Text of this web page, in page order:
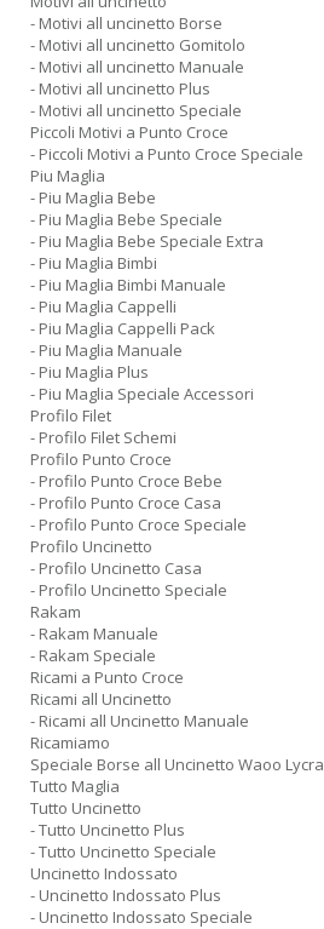
- Motivi all uncinetto Borse
- Motivi all uncinetto Gomitolo
- Motivi all uncinetto Manuale
- Motivi all uncinetto Plus
- Motivi all uncinetto Speciale
Piccoli Motivi a Punto Croce
- Piccoli Motivi a Punto Croce Speciale
Piu Maglia
- Piu Maglia Bebe
- Piu Maglia Bebe Speciale
- Piu Maglia Bebe Speciale Extra
- Piu Maglia Bimbi
- Piu Maglia Bimbi Manuale
- Piu Maglia Cappelli
- Piu Maglia Cappelli Pack
- Piu Maglia Manuale
- Piu Maglia Plus
- Piu Maglia Speciale Accessori
Profilo Filet
- Profilo Filet Schemi
Profilo Punto Croce
- Profilo Punto Croce Bebe
- Profilo Punto Croce Casa
- Profilo Punto Croce Speciale
Profilo Uncinetto
- Profilo Uncinetto Casa
- Profilo Uncinetto Speciale
Rakam
- Rakam Manuale
- Rakam Speciale
Ricami a Punto Croce
Ricami all Uncinetto
- Ricami all Uncinetto Manuale
Ricamiamo
Speciale Borse all Uncinetto Waoo Lycra
Tutto Maglia
Tutto Uncinetto
- Tutto Uncinetto Plus
- Tutto Uncinetto Speciale
Uncinetto Indossato
- Uncinetto Indossato Plus
- Uncinetto Indossato Speciale